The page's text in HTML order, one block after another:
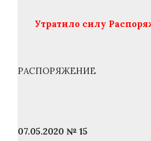
Утратило силу
РАСПОРЯЖЕНИЕ
07.05.2020 № 15